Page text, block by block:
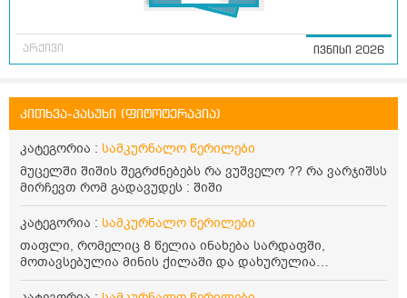
არქივი ივნისი 2026
კითხვა-პასუხი (ფიტოტერაპია)
კატეგორია : სამკურნალო წერილები
მუცელში შიშის შეგრძნებებს რა ვუშველო ?? რა ვარჯიშსს
მირჩევთ რომ გადავუდეს : შიში
კატეგორია : სამკურნალო წერილები
თაფლი, რომელიც 8 წელია ინახება სარდაფში,
მოთავსებულია მინის ქილაში და დახურულია
პლასტმასის სახურავით. ექნება თუ არა შენარჩუნებული